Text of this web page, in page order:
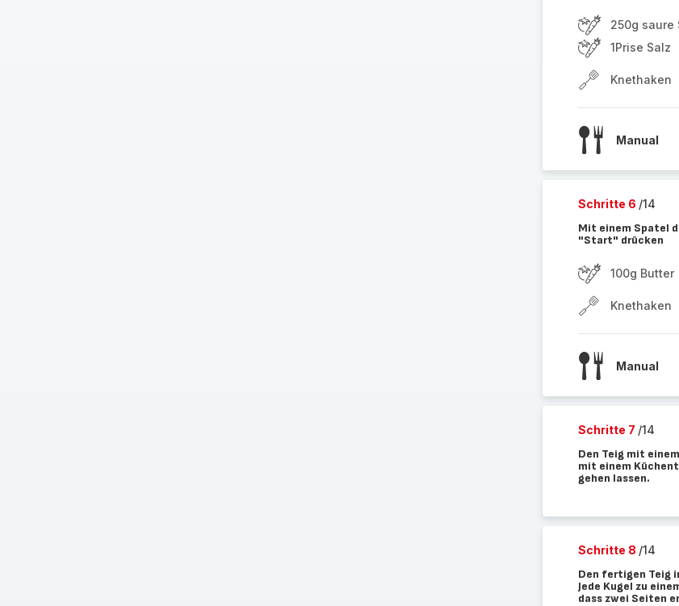
250g saure
1Prise Salz
Knethaken
Manual
Schritte 6 /14
Mit einem Spatel
"Start" drücken
100g Butter
Knethaken
Manual
Schritte 7 /14
Den Teig mit
mit einem
gehen lassen.
Schritte 8 /14
Den fertigen Teig
Jede Kugel zu
dass zwei Seiten